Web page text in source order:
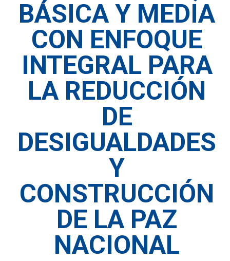
BÁSICA Y MEDIA
CON ENFOQUE
INTEGRAL PARA
LA REDUCCIÓN
DE
DESIGUALDADES
Y
CONSTRUCCIÓN
DE LA PAZ
NACIONAL